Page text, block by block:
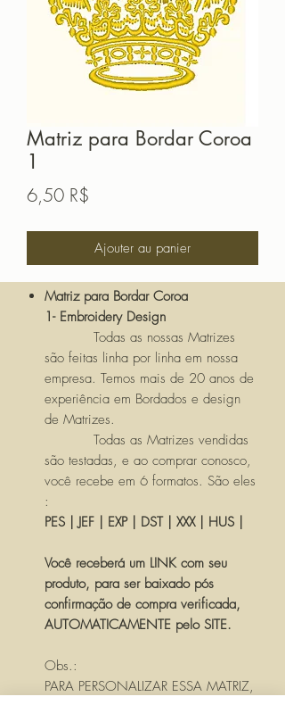
Matriz para Bordar Coroa
1
6,50 R$
Ajouter au panier
Matriz para Bordar Coroa
1- Embroidery Design
Todas as nossas Matrizes
são feitas linha por linha em nossa
empresa. Temos mais de 20 anos de
experiência em Bordados e design
de Matrizes.
Todas as Matrizes vendidas
são testadas, e ao comprar conosco,
você recebe em 6 formatos. São eles
:
PES | JEF | EXP | DST | XXX | HUS |
Você receberá um LINK com seu
produto, para ser baixado pós
confirmação de compra verificada,
AUTOMATICAMENTE pelo SITE.
Obs.:
PARA PERSONALIZAR ESSA MATRIZ,